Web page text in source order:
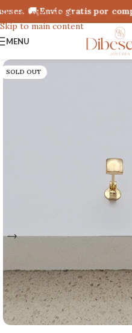
Skip to navigation
Skip to main content
🚚¡Envío gratis por
MENU
SOLD OUT